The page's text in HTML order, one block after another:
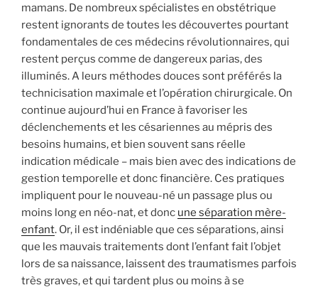
mamans. De nombreux spécialistes en obstétrique
restent ignorants de toutes les découvertes pourtant
fondamentales de ces médecins révolutionnaires, qui
restent perçus comme de dangereux parias, des
illuminés. A leurs méthodes douces sont préférés la
technicisation maximale et l’opération chirurgicale. On
continue aujourd’hui en France à favoriser les
déclenchements et les césariennes au mépris des
besoins humains, et bien souvent sans réelle
indication médicale – mais bien avec des indications de
gestion temporelle et donc financière. Ces pratiques
impliquent pour le nouveau-né un passage plus ou
moins long en néo-nat, et donc une séparation mère-
enfant. Or, il est indéniable que ces séparations, ainsi
que les mauvais traitements dont l’enfant fait l’objet
lors de sa naissance, laissent des traumatismes parfois
très graves, et qui tardent plus ou moins à se